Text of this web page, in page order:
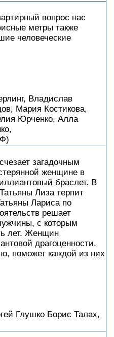
вопрос нас
метры также
человеческие
Владислав
Мария Костикова,
Юрченко, Алла
загадочным
женщине в
браслет. В
Лиза терпит
Лариса по
решает
с которым
лет. Женщин
драгоценности,
поможет каждой из них
Глушко Борис Талах,